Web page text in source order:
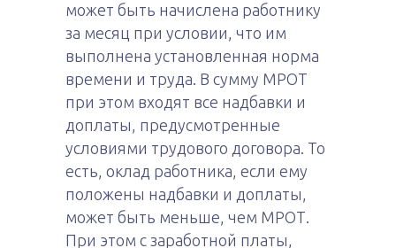
может быть начислена работнику
за месяц при условии, что им
выполнена установленная норма
времени и труда. В сумму МРОТ
при этом входят все надбавки и
доплаты, предусмотренные
условиями трудового договора. То
есть, оклад работника, если ему
положены надбавки и доплаты,
может быть меньше, чем МРОТ.
При этом с заработной платы,